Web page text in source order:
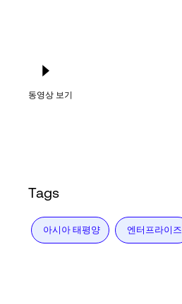
동영상 보기
Tags
아시아 태평양 엔터프라이즈